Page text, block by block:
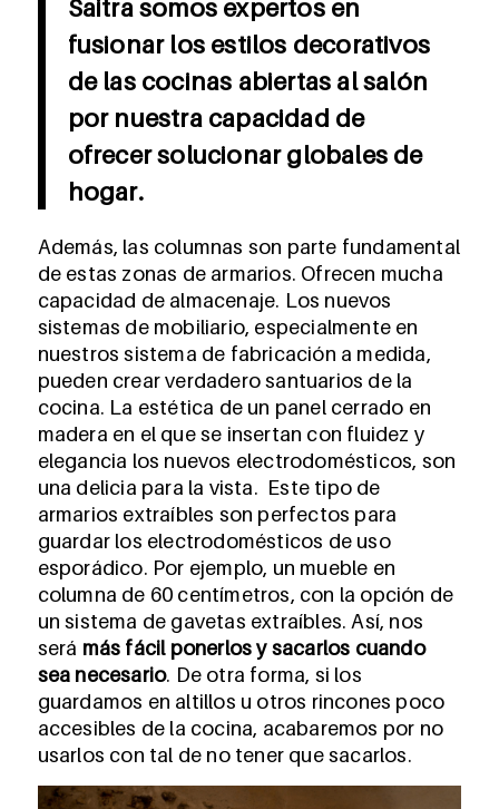
Saitra somos expertos en
fusionar los estilos decorativos
de las cocinas abiertas al salón
por nuestra capacidad de
ofrecer solucionar globales de
hogar.
Además, las columnas son parte fundamental
de estas zonas de armarios. Ofrecen mucha
capacidad de almacenaje. Los nuevos
sistemas de mobiliario, especialmente en
nuestros sistema de fabricación a medida,
pueden crear verdadero santuarios de la
cocina. La estética de un panel cerrado en
madera en el que se insertan con fluidez y
elegancia los nuevos electrodomésticos, son
una delicia para la vista. Este tipo de
armarios extraíbles son perfectos para
guardar los electrodomésticos de uso
esporádico. Por ejemplo, un mueble en
columna de 60 centímetros, con la opción de
un sistema de gavetas extraíbles. Así, nos
será más fácil ponerlos y sacarlos cuando
sea necesario. De otra forma, si los
guardamos en altillos u otros rincones poco
accesibles de la cocina, acabaremos por no
usarlos con tal de no tener que sacarlos.